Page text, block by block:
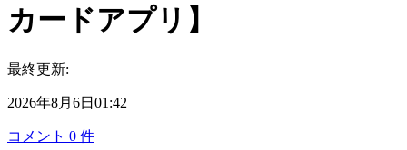
カードアプリ】
最終更新:
2026年8月6日01:42
コメント 0 件